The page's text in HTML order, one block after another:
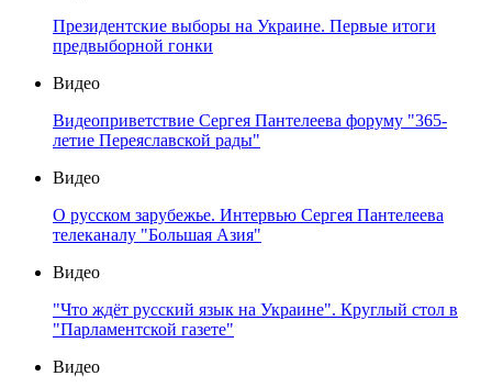
Президентские выборы на Украине. Первые итоги
предвыборной гонки
Видео
Видеоприветствие Сергея Пантелеева форуму "365-
летие Переяславской рады"
Видео
О русском зарубежье. Интервью Сергея Пантелеева
телеканалу "Большая Азия"
Видео
"Что ждёт русский язык на Украине". Круглый стол в
"Парламентской газете"
Видео